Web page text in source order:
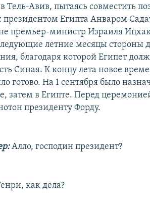
Тель-Авив, пытаясь совместить
президентом Египта Анваром
премьер-министр Израиля
летние месяцы стороны
благодаря которой Египет
Синая. К концу лета новое
готово. На 1 сентября было
затем в Египте. Перед
президенту Форду.
Алло, господин президент?
как дела?